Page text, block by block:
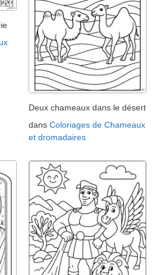
Deux chameaux dans le désert
dans Coloriages de Chameaux
et dromadaires